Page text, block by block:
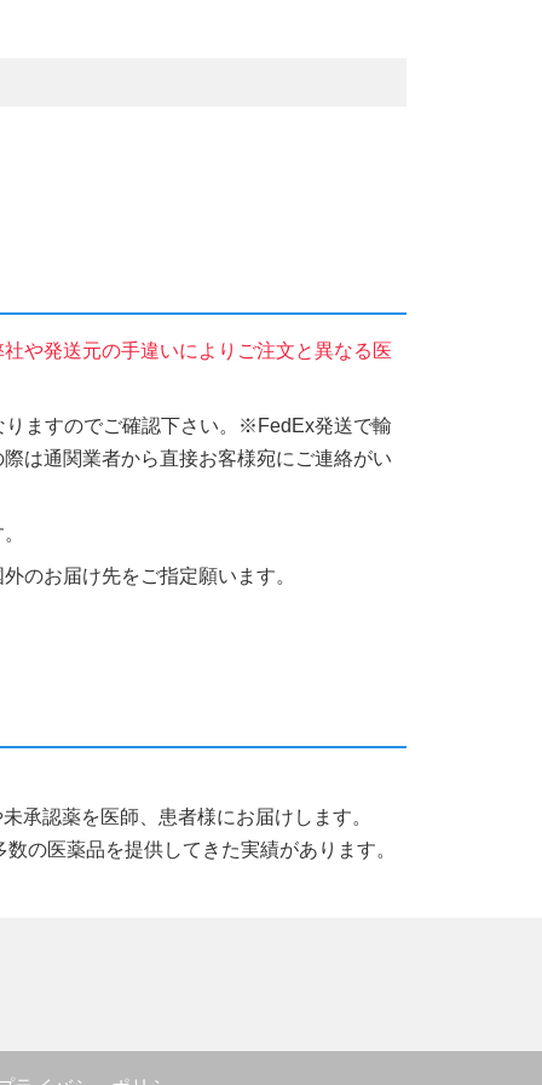
や発送元の手違いによりご注文と異なる医
ますのでご確認下さい。※FedEx発送で輸
は通関業者から直接お客様宛にご連絡がい
のお届け先をご指定願います。
承認薬を医師、患者様にお届けします。
の医薬品を提供してきた実績があります。